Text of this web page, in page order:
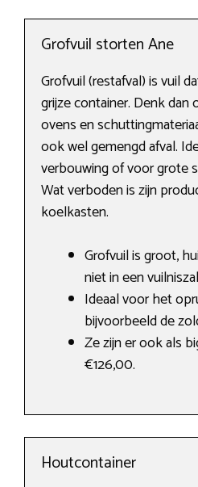
Grofvuil storten Ane
Grofvuil (restafval) is vuil
grijze container. Denk dan
ovens en
ook wel gemengd afval.
verbouwing of voor grote
Wat verboden is zijn
koelkasten.
Grofvuil is groot,
niet in een
Ideaal voor het
bijvoorbeeld de
Ze zijn er ook als
€126,00.
Houtcontainer